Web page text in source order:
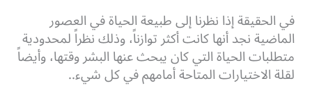
في الحقيقة إذا نظرنا إلى طبيعة الحياة في العصور
الماضية نجد أنها كانت أكثر توازناً، وذلك نظراً لمحدودية
متطلبات الحياة التي كان يبحث عنها البشر وقتها، وأيضاً
لقلة الاختيارات المتاحة أمامهم في كل شيء..